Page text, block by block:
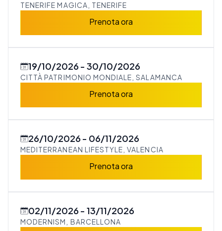
TENERIFE MAGICA, TENERIFE
Prenota ora
19/10/2026 30/10/2026
CITTÀ PATRIMONIO MONDIALE, SALAMANCA
Prenota ora
26/10/2026 06/11/2026
MEDITERRANEAN LIFESTYLE, VALENCIA
Prenota ora
02/11/2026 13/11/2026
MODERNISM, BARCELLONA